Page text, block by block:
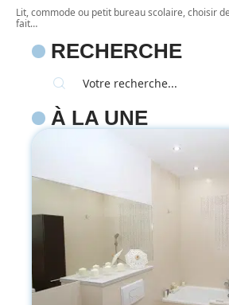
Lit, commode ou petit bureau scolaire, choisir
fait…
RECHERCHE
À LA UNE